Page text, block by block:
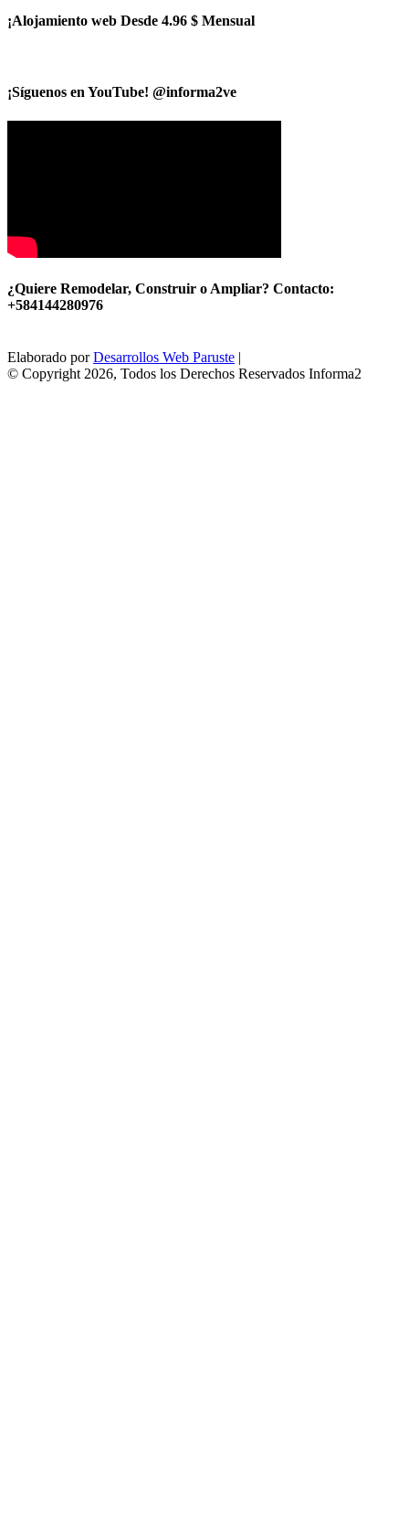
¡Alojamiento web Desde 4.96 $ Mensual
¡Síguenos en YouTube! @informa2ve
¿Quiere Remodelar, Construir o Ampliar? Contacto:
+584144280976
Elaborado porDesarrollos Web Paruste |
© Copyright 2026, Todos los Derechos Reservados Informa2